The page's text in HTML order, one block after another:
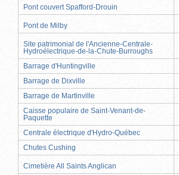
Pont couvert Spafford-Drouin
Pont de Milby
Site patrimonial de l'Ancienne-Centrale-
Hydroélectrique-de-la-Chute-Burroughs
Barrage d'Huntingville
Barrage de Dixville
Barrage de Martinville
Caisse populaire de Saint-Venant-de-
Paquette
Centrale électrique d'Hydro-Québec
Chutes Cushing
Cimetière All Saints Anglican